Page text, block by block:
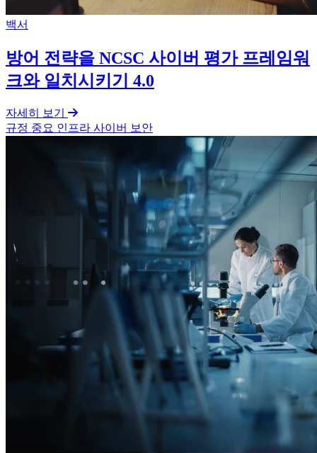
백서
방어 전략을 NCSC 사이버 평가 프레임워
크와 일치시키기 4.0
자세히 보기
규정 중요 인프라 사이버 보안